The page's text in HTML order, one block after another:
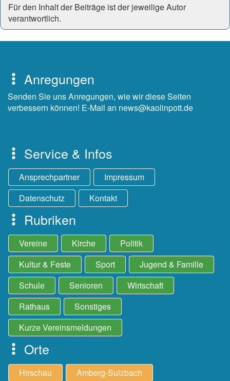
Für den Inhalt der Beiträge ist der jeweilige Autor
verantwortlich.
Anregungen
Senden Sie uns Anregungen, wie wir diese Seiten
verbessern können! E-Mail an news@kaolinpott.de
Service & Infos
Ansprechpartner
Impressum
Datenschutz
Kontakt
Rubriken
Vereine Kirche
Politik
Kultur & Feste
Sport
Jugend & Familie
Schule
Senioren
Wirtschaft
Rathaus
Sonstiges
Kurze Vereinsmeldungen
Orte
Hirschau Amberg-Sulzbach